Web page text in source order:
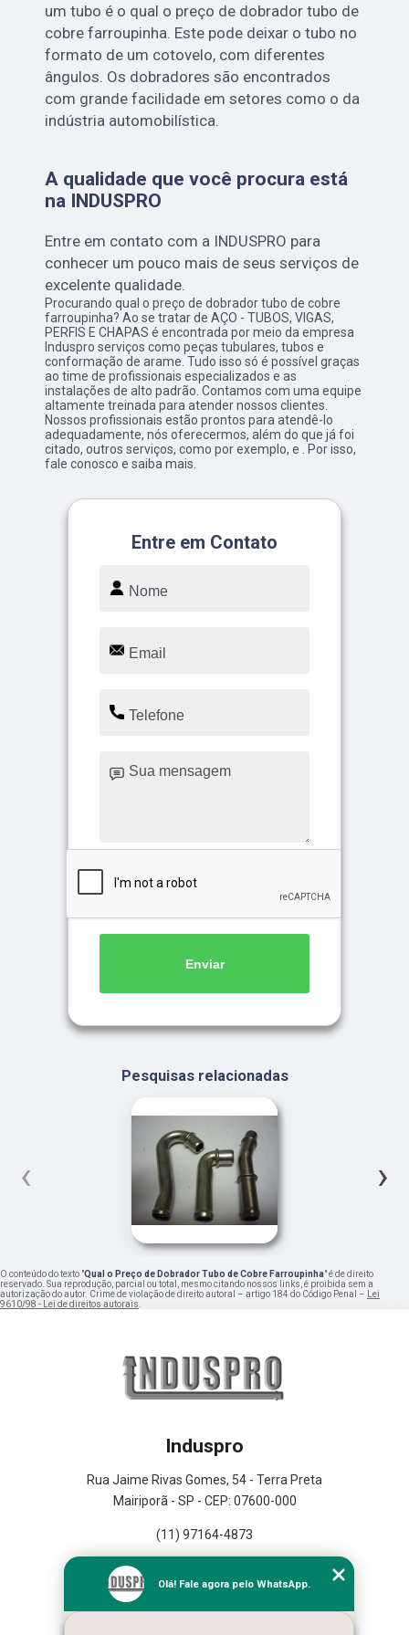
um tubo é o qual o preço de dobrador tubo de
cobre farroupinha. Este pode deixar o tubo no
formato de um cotovelo, com diferentes
ângulos. Os dobradores são encontrados
com grande facilidade em setores como o da
indústria automobilística.
A qualidade que você procura está
na INDUSPRO
Entre em contato com a INDUSPRO para
conhecer um pouco mais de seus serviços de
excelente qualidade.
Procurando qual o preço de dobrador tubo de cobre
farroupinha? Ao se tratar de AÇO - TUBOS, VIGAS,
PERFIS E CHAPAS é encontrada por meio da empresa
Induspro serviços como peças tubulares, tubos e
conformação de arame. Tudo isso só é possível graças
ao time de profissionais especializados e as
instalações de alto padrão. Contamos com uma equipe
altamente treinada para atender nossos clientes.
Nossos profissionais estão prontos para atendê-lo
adequadamente, nós oferecermos, além do que já foi
citado, outros serviços, como por exemplo, e . Por isso,
fale conosco e saiba mais.
Entre em Contato
Enviar
Pesquisas relacionadas
‹ ›
O conteúdo do texto "Qual o Preço de Dobrador Tubo de Cobre Farroupinha" é de direito
reservado. Sua reprodução, parcial ou total, mesmo citando nossos links, é proibida sem a
autorização do autor. Crime de violação de direito autoral – artigo 184 do Código Penal – Lei
9610/98 - Lei de direitos autorais.
Induspro
Rua Jaime Rivas Gomes, 54 - Terra Preta
Mairiporã - SP - CEP: 07600-000
(11) 97164-4873
Empresa
Missão
Olá! Fale agora pelo WhatsApp.